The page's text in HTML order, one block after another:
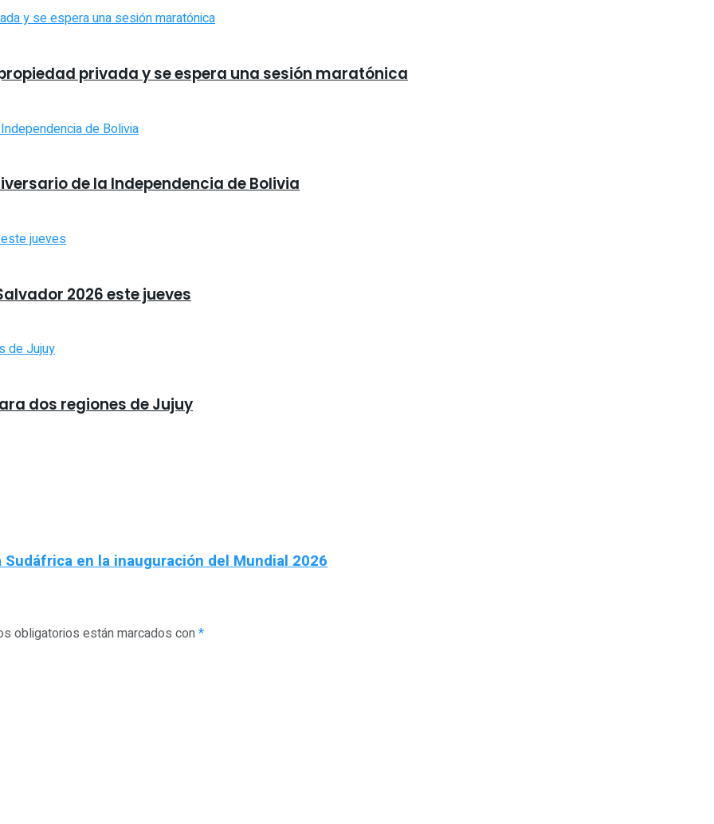
privada y se espera una sesión maratónica
de la Independencia de Bolivia
2026 este jueves
dos regiones de Jujuy
en la inauguración del Mundial 2026
obligatorios están marcados con*